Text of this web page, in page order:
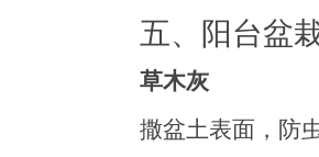
五、阳台盆
草木灰
撒盆土表面，防